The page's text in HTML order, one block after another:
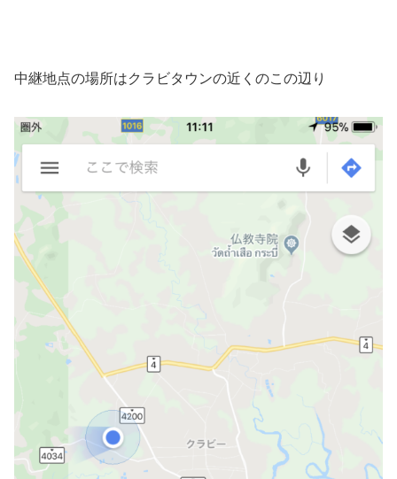
中継地点の場所はクラビタウンの近くのこの辺り